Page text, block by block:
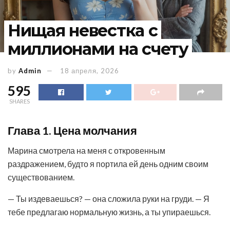
Нищая невестка с
миллионами на счету
by Admin 18 апреля, 2026
595
SHARES
Глава 1. Цена молчания
Марина смотрела на меня с откровенным
раздражением, будто я портила ей день одним своим
существованием.
— Ты издеваешься? — она сложила руки на груди. — Я
тебе предлагаю нормальную жизнь, а ты упираешься.